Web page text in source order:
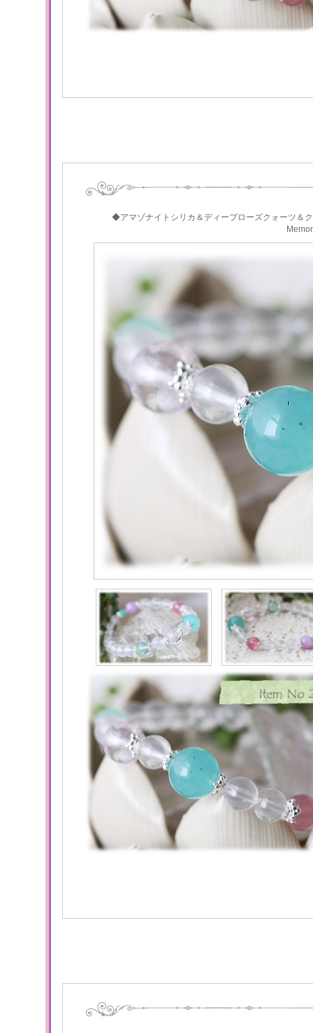
◆アマゾナイトシリカ＆ディープローズクォーツ＆